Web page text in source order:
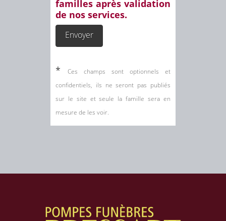
familles après validation
de nos services.
*Ces champs sont optionnels et
confidentiels, ils ne seront pas publiés
sur le site et seule la famille sera en
mesure de les voir.